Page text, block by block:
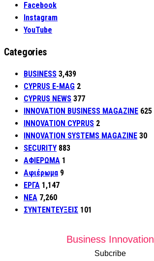
Facebook
Instagram
YouTube
Categories
BUSINESS 3,439
CYPRUS E-MAG 2
CYPRUS NEWS 377
INNOVATION BUSINESS MAGAZINE 625
INNOVATION CYPRUS 2
INNOVATION SYSTEMS MAGAZINE 30
SECURITY 883
ΑΦΙΕΡΩΜΑ 1
Αφιέρωμα 9
ΕΡΓΑ 1,147
ΝΕΑ 7,260
ΣΥΝΤΕΝΤΕΥΞΕΙΣ 101
Business Innovation
Subcribe